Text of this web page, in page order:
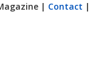
| Contact